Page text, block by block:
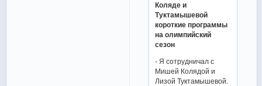
Коляде и
Туктамышевой
короткие программы
на олимпийский
сезон
- Я сотрудничал с
Мишей Колядой и
Лизой Туктамышевой.